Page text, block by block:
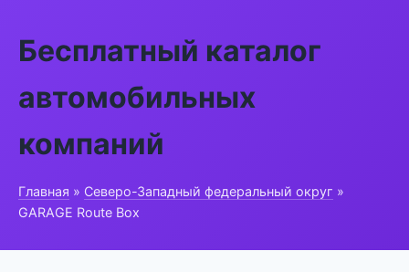
Бесплатный каталог
автомобильных
компаний
Главная » Северо-Западный федеральный округ »
GARAGE Route Box